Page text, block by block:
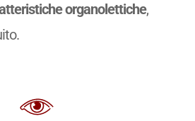
organolettiche,